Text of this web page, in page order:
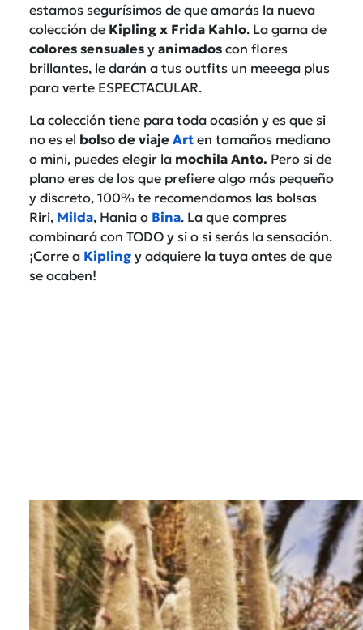
estamos segurísimos de que amarás la nueva
colección de Kipling x Frida Kahlo. La gama de
colores sensuales y animados con flores
brillantes, le darán a tus outfits un meeega plus
para verte ESPECTACULAR.
La colección tiene para toda ocasión y es que si
no es el bolso de viaje Art en tamaños mediano
o mini, puedes elegir la mochila Anto. Pero si de
plano eres de los que prefiere algo más pequeño
y discreto, 100% te recomendamos las bolsas
Riri, Milda, Hania o Bina. La que compres
combinará con TODO y si o si serás la sensación.
¡Corre a Kipling y adquiere la tuya antes de que
se acaben!